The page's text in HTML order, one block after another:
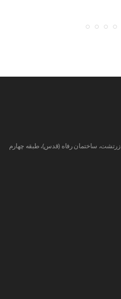
زرتشت، ساختمان رفاه (قدس)، طبقه چهارم